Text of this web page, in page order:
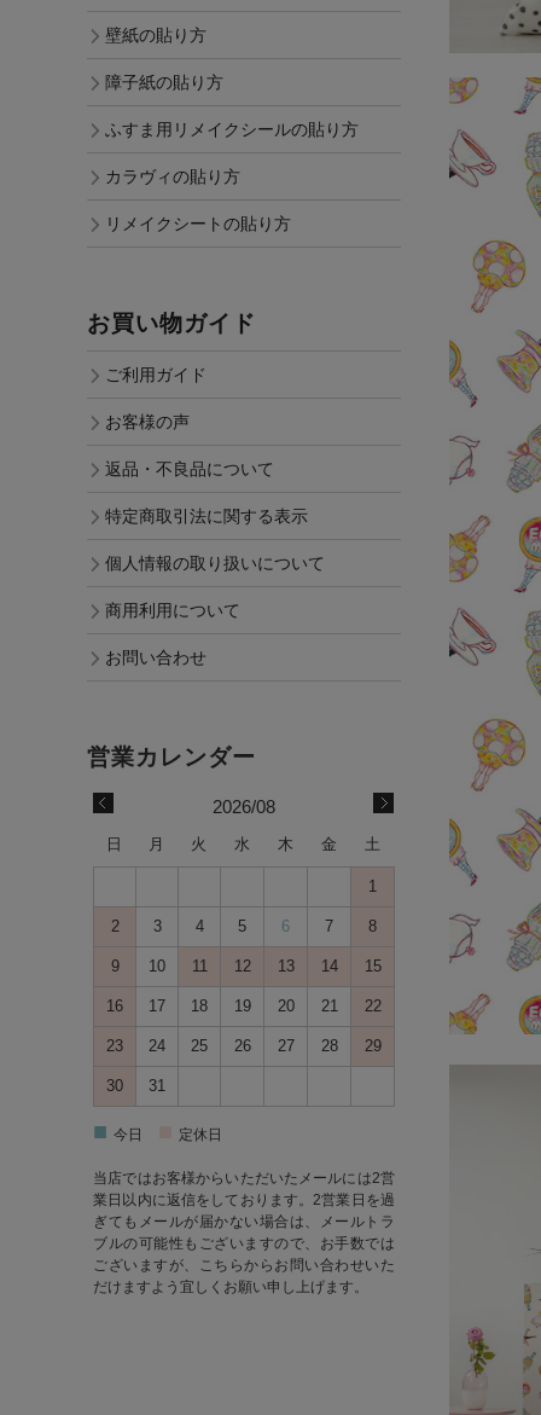
壁紙の貼り方
障子紙の貼り方
ふすま用リメイクシールの貼り方
カラヴィの貼り方
リメイクシートの貼り方
お買い物ガイド
ご利用ガイド
お客様の声
返品・不良品について
特定商取引法に関する表示
個人情報の取り扱いについて
商用利用について
お問い合わせ
2026/08
日 月 火 水 木 金 土
1
2 3 4 5 6 7 8
9 10 11 12 13 14 15
16 17 18 19 20 21 22
23 24 25 26 27 28 29
30 31
■ 今日 定休日
当店ではお客様からいただいたメールには2営
業日以内に返信をしております。2営業日を過
ぎてもメールが届かない場合は、メールトラ
ブルの可能性もございますので、お手数では
ございますが、 こちらからお問い合わせいた
だけますよう宜しくお願い申し上げます。